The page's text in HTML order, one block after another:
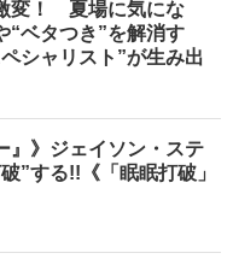
変！ 夏場に気にな
“ベタつき”を解消す
シャリスト”が生み出
』》ジェイソン・ステ
”する!!《「眠眠打破」